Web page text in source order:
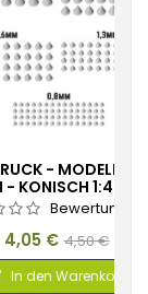
-
- KONISCH 1:48-
Preis
4,05 € 4,50 €
In den Warenkorb